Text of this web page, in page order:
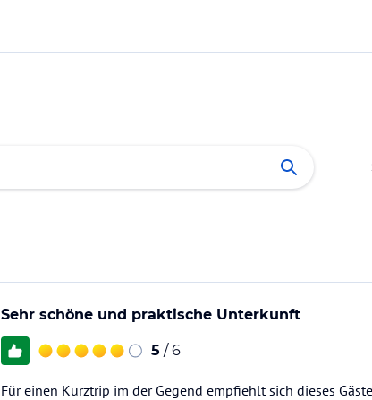
Sehr schöne und praktische Unterkunft
5 / 6
Für einen Kurztrip im der Gegend empfiehlt sich dieses